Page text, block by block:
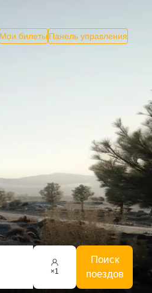
Мои билеты Панель управления
×1
Поиск
поездов